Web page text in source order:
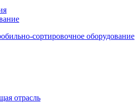
сортировочное оборудование
отрасль